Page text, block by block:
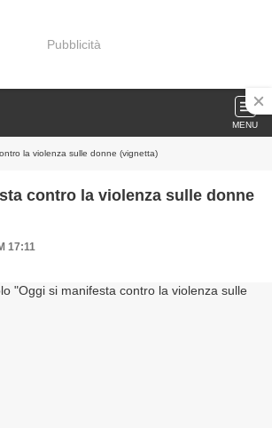
Pubblicità
MENU
la violenza sulle donne (vignetta)
contro la violenza sulle donne
17:11